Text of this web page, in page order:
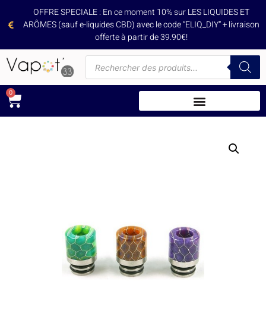
OFFRE SPECIALE : En ce moment 10% sur LES LIQUIDES ET
ARÔMES (sauf e-liquides CBD) avec le code “ELIQ_DIY” + livraison
offerte à partir de 39.90€!
0